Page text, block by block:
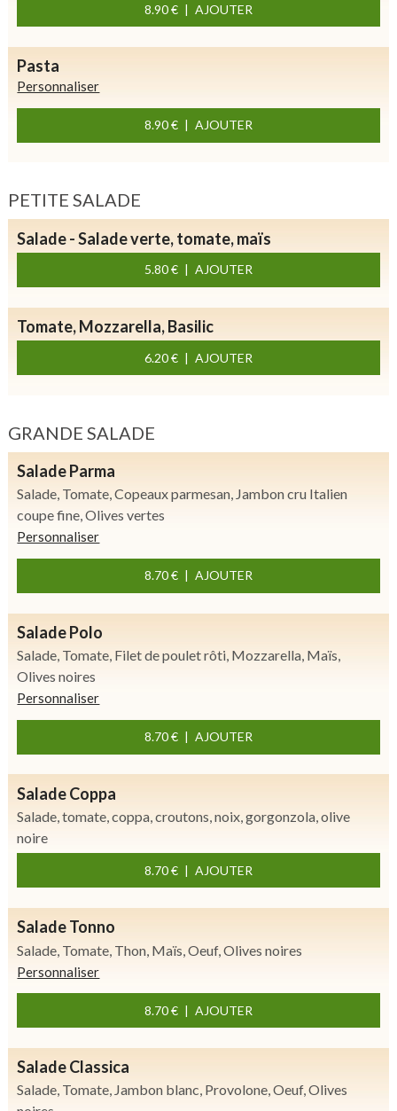
8.90 € AJOUTER
Pasta
Personnaliser
8.90 € AJOUTER
PETITE SALADE
Salade - Salade verte, tomate, maïs
5.80 € AJOUTER
Tomate, Mozzarella, Basilic
6.20 € AJOUTER
GRANDE SALADE
Salade Parma
Salade, Tomate, Copeaux parmesan, Jambon cru Italien
coupe fine, Olives vertes
Personnaliser
8.70 € AJOUTER
Salade Polo
Salade, Tomate, Filet de poulet rôti, Mozzarella, Maïs,
Olives noires
Personnaliser
8.70 € AJOUTER
Salade Coppa
Salade, tomate, coppa, croutons, noix, gorgonzola, olive
noire
8.70 € AJOUTER
Salade Tonno
Salade, Tomate, Thon, Maïs, Oeuf, Olives noires
Personnaliser
8.70 € AJOUTER
Salade Classica
Salade, Tomate, Jambon blanc, Provolone, Oeuf, Olives